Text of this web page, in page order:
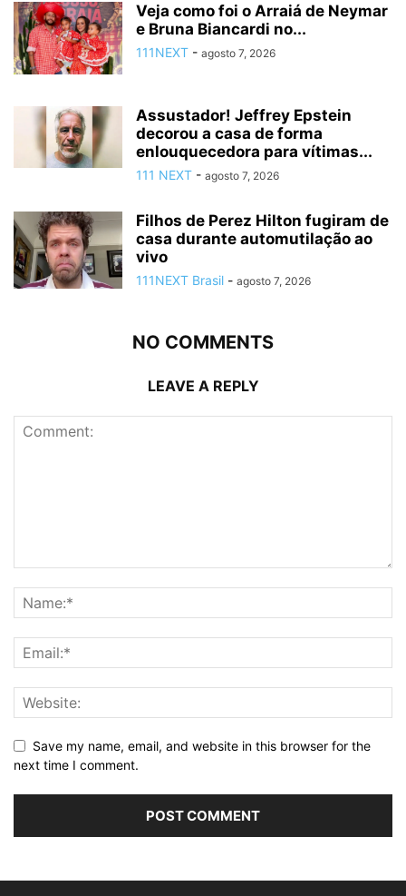
Veja como foi o Arraiá de Neymar
e Bruna Biancardi no...
111NEXT - agosto 7, 2026
Assustador! Jeffrey Epstein
decorou a casa de forma
enlouquecedora para vítimas...
111 NEXT - agosto 7, 2026
Filhos de Perez Hilton fugiram de
casa durante automutilação ao
vivo
111NEXT Brasil - agosto 7, 2026
NO COMMENTS
LEAVE A REPLY
Save my name, email, and website in this browser for the
next time I comment.